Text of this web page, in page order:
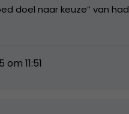
doel naar keuze” van had
11:51